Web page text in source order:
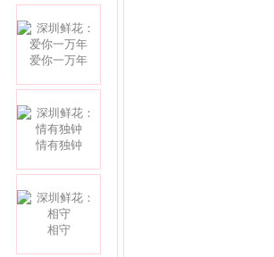
爱你一万年
情有独钟
相守